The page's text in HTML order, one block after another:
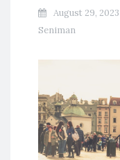
August 29, 2023
Seniman